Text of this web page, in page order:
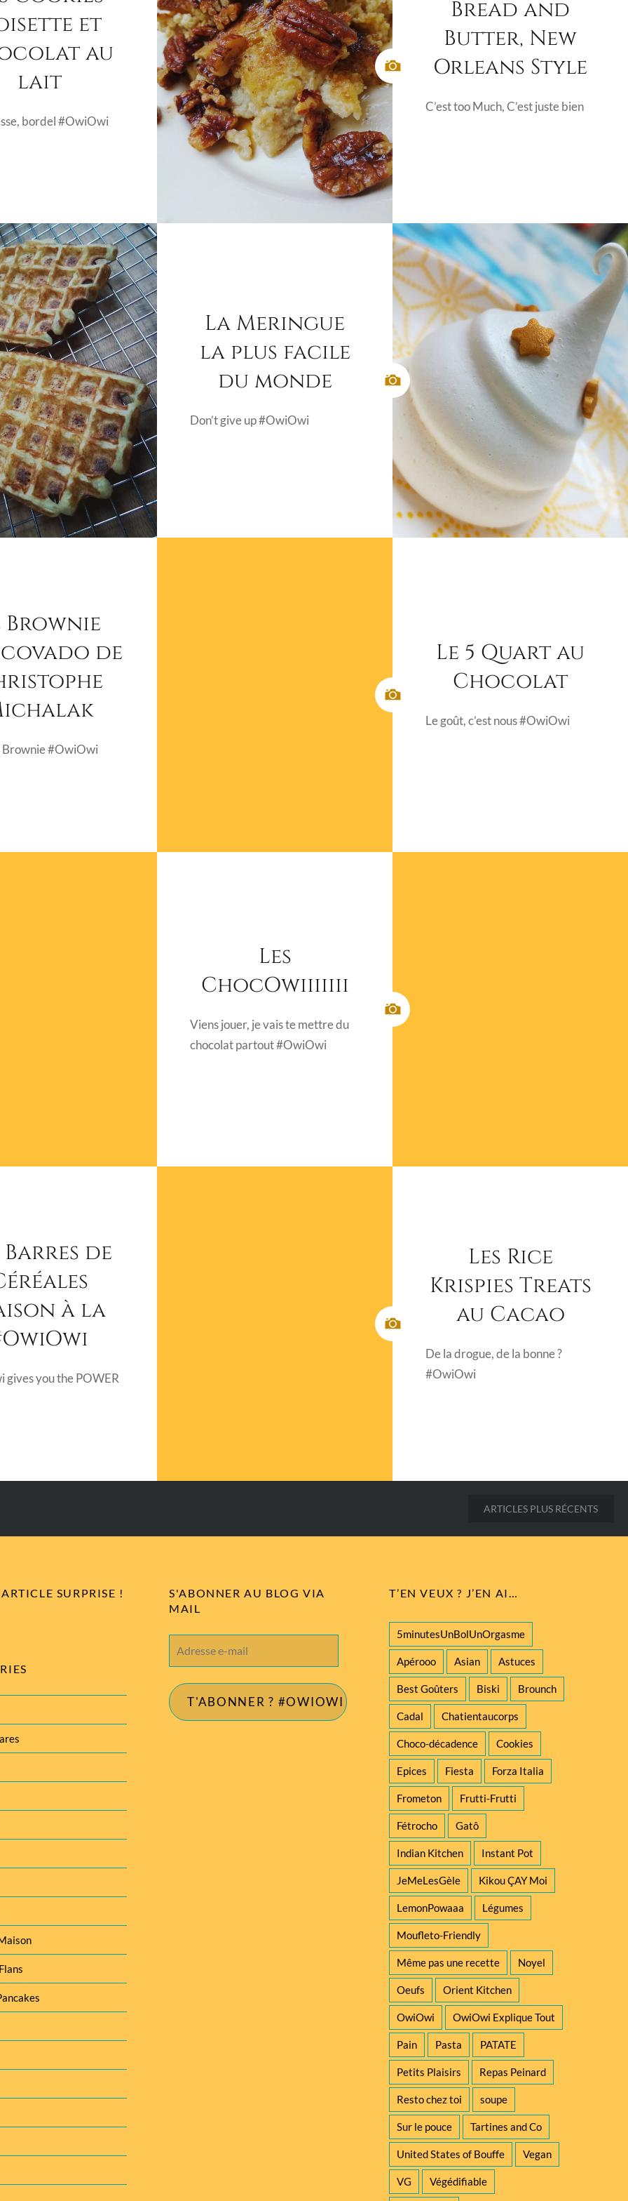
et
au
lait
bordel #OwiOwi
Bread and
Butter, New
Orleans Style
C’est too Much, C’est juste bien
La Meringue
la plus facile
du monde
Don’t give up #OwiOwi
Brownie
de
Brownie #OwiOwi
Le 5 Quart au
Chocolat
Le goût, c’est nous #OwiOwi
Les
ChocOwiiiiiii
Viens jouer, je vais te mettre du
chocolat partout #OwiOwi
Barres de
à la
gives you the POWER
Les Rice
Krispies Treats
au Cacao
De la drogue, de la bonne ?
#OwiOwi
ARTICLES PLUS RÉCENTS
SURPRISE !
S'ABONNER AU BLOG VIA
MAIL
e-
T'ABONNER ? #OWIOWI
T’EN VEUX ? J’EN AI…
5minutesUnBolUnOrgasme
Apérooo Asian Astuces
Best Goûters Biski Brounch
Cadal Chatientaucorps
Choco-décadence Cookies
Epices Fiesta Forza Italia
Frometon Frutti-Frutti
Fétrocho Gatô
Indian Kitchen Instant Pot
JeMeLesGèle Kikou ÇAY Moi
LemonPowaaa Légumes
Moufleto-Friendly
Même pas une recette Noyel
Oeufs Orient Kitchen
OwiOwi OwiOwi Explique Tout
Pain Pasta PATATE
Petits Plaisirs Repas Peinard
Resto chez toi soupe
Sur le pouce Tartines and Co
United States of Bouffe Vegan
VG Végédifiable